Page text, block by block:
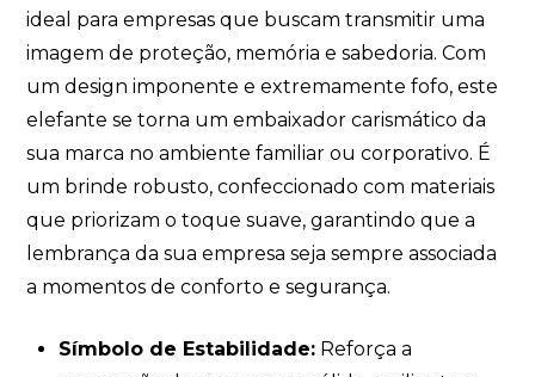
ideal para empresas que buscam transmitir uma
imagem de proteção, memória e sabedoria. Com
um design imponente e extremamente fofo, este
elefante se torna um embaixador carismático da
sua marca no ambiente familiar ou corporativo. É
um brinde robusto, confeccionado com materiais
que priorizam o toque suave, garantindo que a
lembrança da sua empresa seja sempre associada
a momentos de conforto e segurança.
Símbolo de Estabilidade:Reforça a